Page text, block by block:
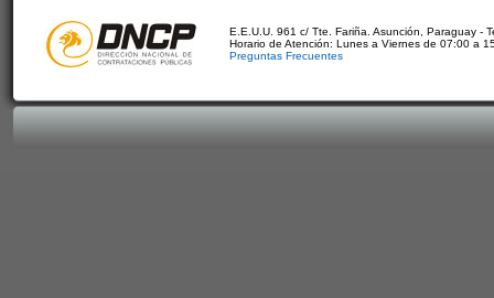
E.E.U.U. 961 c/ Tte. Fariña. Asunción, Paraguay -
Horario de Atención: Lunes a Viernes de 07:00 a
Preguntas Frecuentes